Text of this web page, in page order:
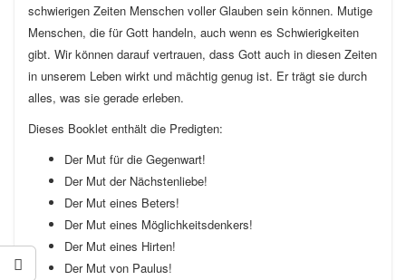
schwierigen Zeiten Menschen voller Glauben sein können. Mutige
Menschen, die für Gott handeln, auch wenn es Schwierigkeiten
gibt. Wir können darauf vertrauen, dass Gott auch in diesen Zeiten
in unserem Leben wirkt und mächtig genug ist. Er trägt sie durch
alles, was sie gerade erleben.
Dieses Booklet enthält die Predigten:
Der Mut für die Gegenwart!
Der Mut der Nächstenliebe!
Der Mut eines Beters!
Der Mut eines Möglichkeitsdenkers!
Der Mut eines Hirten!
Der Mut von Paulus!